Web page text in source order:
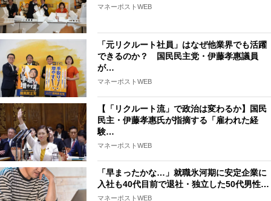
マネーポストWEB
「元リクルート社員」はなぜ他業界でも活躍
できるのか？ 国民民主党・伊藤孝惠議員
が…
マネーポストWEB
【「リクルート流」で政治は変わるか】国民
民主・伊藤孝惠氏が指摘する「雇われた経
験…
マネーポストWEB
「早まったかな…」就職氷河期に安定企業に
入社も40代目前で退社・独立した50代男性…
マネーポストWEB